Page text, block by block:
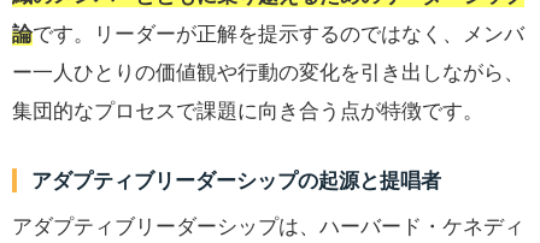
論です。リーダーが正解を提示するのではなく、メンバ
ー一人ひとりの価値観や行動の変化を引き出しながら、
集団的なプロセスで課題に向き合う点が特徴です。
アダプティブリーダーシップの起源と提唱者
アダプティブリーダーシップは、ハーバード・ケネディ